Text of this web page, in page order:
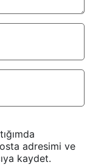
adresimi ve
kaydet.